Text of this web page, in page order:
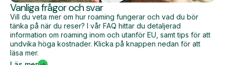
Vanliga frågor och svar
Vill du veta mer om hur roaming fungerar och vad du bör
tänka på när du reser? I vår FAQ hittar du detaljerad
information om roaming inom och utanför EU, samt tips för att
undvika höga kostnader. Klicka på knappen nedan för att
läsa mer.